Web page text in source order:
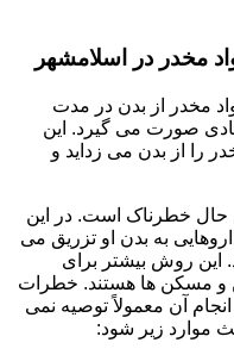
مخدر در اسلامشهر
مخدر از بدن در مدت
صورت می گیرد. این
را از بدن می زداید و
حال خطرناک است. در این
به بدن او تزریق می
این روش بیشتر برای
و مسکن ها هستند. خطرات
آن معمولاً توصیه نمی
موارد زیر شود: